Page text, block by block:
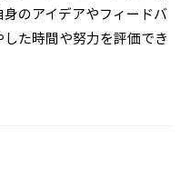
のアイデアやフィードバ
た時間や努力を評価でき